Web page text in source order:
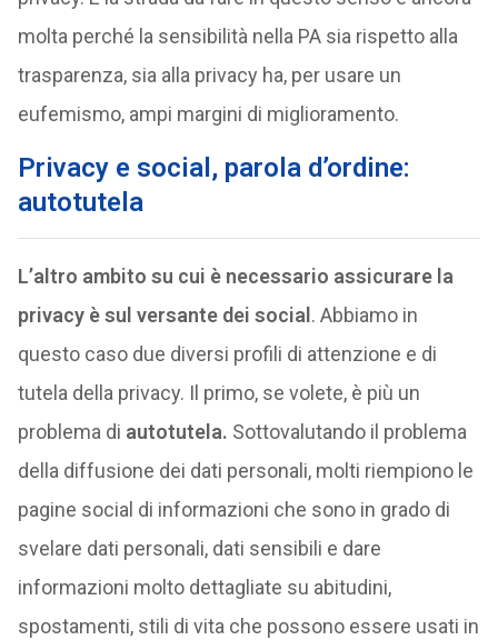
molta perché la sensibilità nella PA sia rispetto alla
trasparenza, sia alla privacy ha, per usare un
eufemismo, ampi margini di miglioramento.
Privacy e social, parola d’ordine:
autotutela
L’altro ambito su cui è necessario assicurare la
privacy è sul versante dei social . Abbiamo in
questo caso due diversi profili di attenzione e di
tutela della privacy. Il primo, se volete, è più un
problema di autotutela. Sottovalutando il problema
della diffusione dei dati personali, molti riempiono le
pagine social di informazioni che sono in grado di
svelare dati personali, dati sensibili e dare
informazioni molto dettagliate su abitudini,
spostamenti, stili di vita che possono essere usati in